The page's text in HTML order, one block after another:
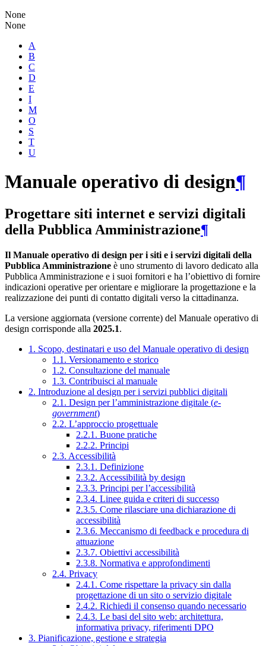
None
None
A
B
C
D
E
I
M
O
S
T
U
Manuale operativo di design¶
Progettare siti internet e servizi digitali
della Pubblica Amministrazione¶
Il Manuale operativo di design per i siti e i servizi digitali della
Pubblica Amministrazione è uno strumento di lavoro dedicato alla
Pubblica Amministrazione e i suoi fornitori e ha l’obiettivo di fornire
indicazioni operative per orientare e migliorare la progettazione e la
realizzazione dei punti di contatto digitali verso la cittadinanza.
La versione aggiornata (versione corrente) del Manuale operativo di
design corrisponde alla 2025.1.
1. Scopo, destinatari e uso del Manuale operativo di design
1.1. Versionamento e storico
1.2. Consultazione del manuale
1.3. Contribuisci al manuale
2. Introduzione al design per i servizi pubblici digitali
2.1. Design per l’amministrazione digitale (e-
government)
2.2. L’approccio progettuale
2.2.1. Buone pratiche
2.2.2. Principi
2.3. Accessibilità
2.3.1. Definizione
2.3.2. Accessibilità by design
2.3.3. Principi per l’accessibilità
2.3.4. Linee guida e criteri di successo
2.3.5. Come rilasciare una dichiarazione di
accessibilità
2.3.6. Meccanismo di feedback e procedura di
attuazione
2.3.7. Obiettivi accessibilità
2.3.8. Normativa e approfondimenti
2.4. Privacy
2.4.1. Come rispettare la privacy sin dalla
progettazione di un sito o servizio digitale
2.4.2. Richiedi il consenso quando necessario
2.4.3. Le basi del sito web: architettura,
informativa privacy, riferimenti DPO
3. Pianificazione, gestione e strategia